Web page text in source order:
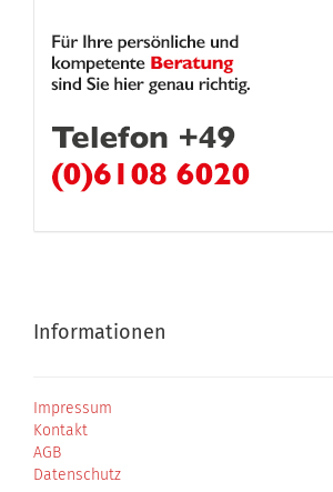
Informationen
Impressum
Kontakt
AGB
Datenschutz